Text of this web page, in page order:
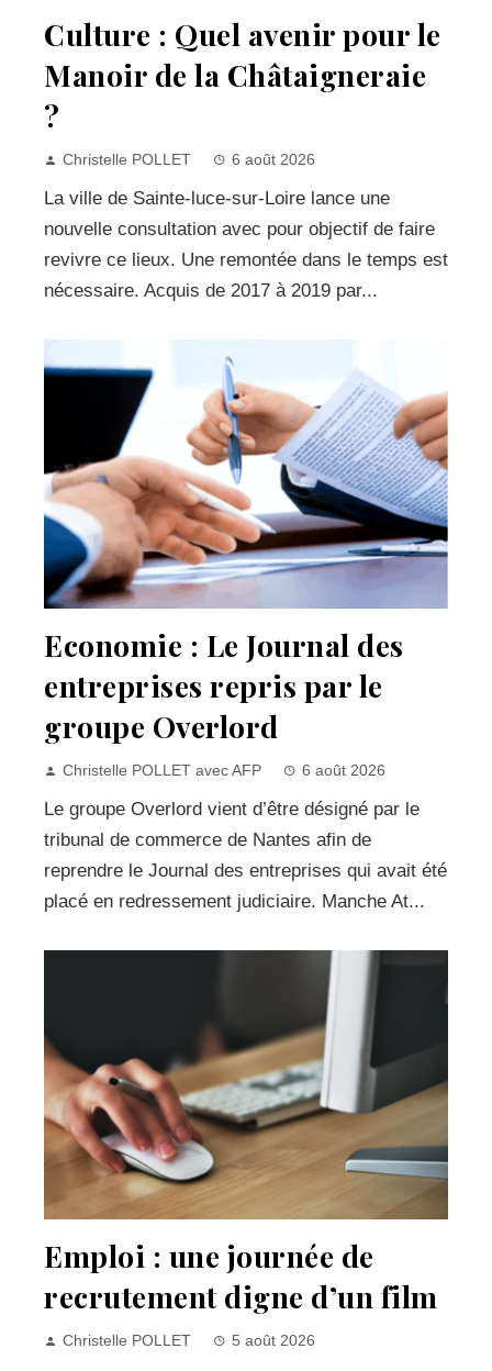
Culture : Quel avenir pour le
Manoir de la Châtaigneraie
?
Christelle POLLET 6 août 2026
La ville de Sainte-luce-sur-Loire lance une
nouvelle consultation avec pour objectif de faire
revivre ce lieux. Une remontée dans le temps est
nécessaire. Acquis de 2017 à 2019 par...
Economie : Le Journal des
entreprises repris par le
groupe Overlord
Christelle POLLET avec AFP 6 août 2026
Le groupe Overlord vient d’être désigné par le
tribunal de commerce de Nantes afin de
reprendre le Journal des entreprises qui avait été
placé en redressement judiciaire. Manche At...
Emploi : une journée de
recrutement digne d’un film
Christelle POLLET 5 août 2026